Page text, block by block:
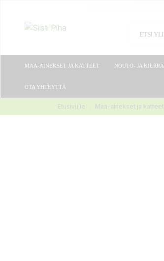
MAA-AINEKSET JA KATTEET NOUTO- JA
OTA YHTEYTTÄ
Etusivulle Maa-ainekset ja katteet